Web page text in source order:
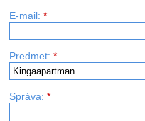
E-mail: *
Predmet: *
Správa: *